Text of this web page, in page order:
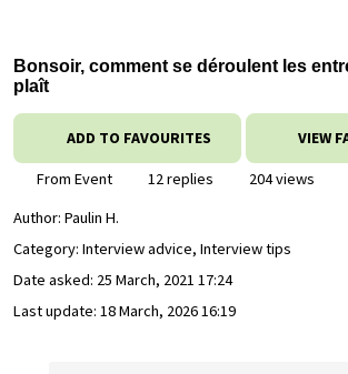
Bonsoir, comment se déroulent les
plaît
ADD TO FAVOURITES VIEW
From Event 12 replies
204 views
Author: Paulin H.
Category: Interview advice, Interview tips
Date asked: 25 March, 2021 17:24
Last update: 18 March, 2026 16:19